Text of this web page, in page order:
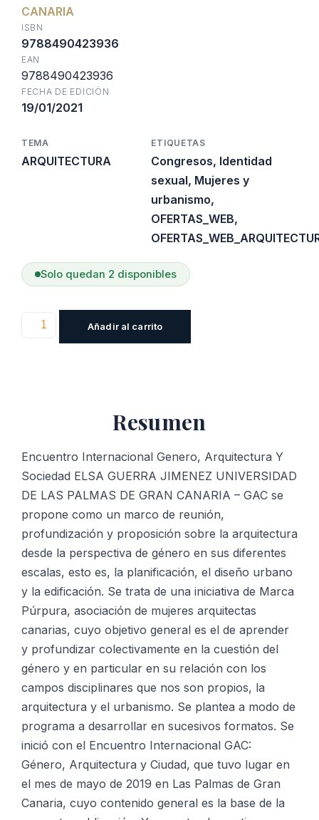
$46.900.
CANARIA
ISBN
9788490423936
EAN
9788490423936
FECHA DE EDICIÓN
19/01/2021
TEMA
ARQUITECTURA
ETIQUETAS
Congresos, Identidad
sexual, Mujeres y
urbanismo,
OFERTAS_WEB,
Solo quedan 2 disponibles
Encuentro
Añadir al carrito
Resumen
Encuentro Internacional Genero, Arquitectura Y
Sociedad ELSA GUERRA JIMENEZ UNIVERSIDAD
DE LAS PALMAS DE GRAN CANARIA – GAC se
propone como un marco de reunión,
profundización y proposición sobre la arquitectura
desde la perspectiva de género en sus diferentes
escalas, esto es, la planificación, el diseño urbano
y la edificación. Se trata de una iniciativa de Marca
Púrpura, asociación de mujeres arquitectas
canarias, cuyo objetivo general es el de aprender
y profundizar colectivamente en la cuestión del
género y en particular en su relación con los
campos disciplinares que nos son propios, la
arquitectura y el urbanismo. Se plantea a modo de
programa a desarrollar en sucesivos formatos. Se
inició con el Encuentro Internacional GAC:
Género, Arquitectura y Ciudad, que tuvo lugar en
el mes de mayo de 2019 en Las Palmas de Gran
Canaria, cuyo contenido general es la base de la